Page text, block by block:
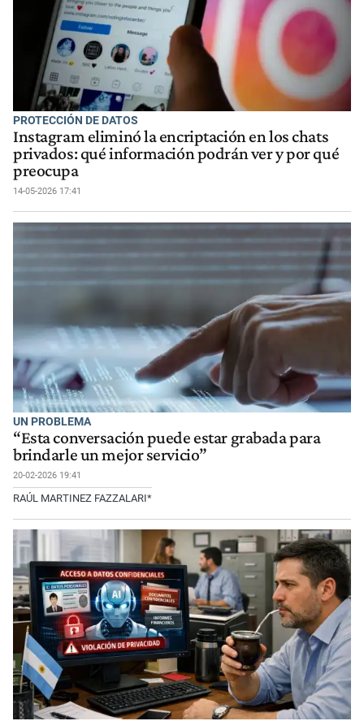
PROTECCIÓN DE DATOS
Instagram eliminó la encriptación en los chats
privados: qué información podrán ver y por qué
preocupa
14-05-2026 17:41
UN PROBLEMA
“Esta conversación puede estar grabada para
brindarle un mejor servicio”
20-02-2026 19:41
RAÚL MARTINEZ FAZZALARI*